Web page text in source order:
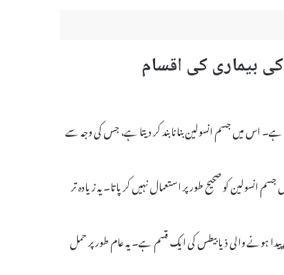
ہے۔ اس میں جسم انسولین بنانا بند کر دیتا ہے، جس کی وجہ سے
انسولین کو صحیح طور پر استعمال نہیں کر پاتا۔ یہ زیادہ تر
ہونے والی ذیابیطس کی ایک قسم ہے۔ یہ عام طور پر حمل